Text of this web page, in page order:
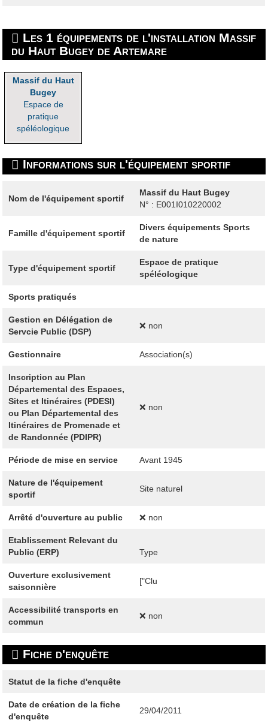
Les 1 équipements de l'installation Massif
du Haut Bugey de Artemare
Massif du Haut
Bugey
Espace de
pratique
spéléologique
Informations sur l'équipement sportif
Nom de l'équipement sportif
Massif du Haut Bugey
N° : E001I010220002
Famille d'équipement sportif
Divers équipements Sports
de nature
Type d'équipement sportif
Espace de pratique
spéléologique
Sports pratiqués
Gestion en Délégation de
Servcie Public (DSP)
❌ non
Gestionnaire Association(s)
Inscription au Plan
Départemental des Espaces,
Sites et Itinéraires (PDESI)
ou Plan Départemental des
Itinéraires de Promenade et
de Randonnée (PDIPR)
❌ non
Période de mise en service Avant 1945
Nature de l'équipement
sportif
Site naturel
Arrêté d'ouverture au public ❌ non
Etablissement Relevant du
Public (ERP)
Type
Ouverture exclusivement
saisonnière
["Clu
Accessibilité transports en
commun
❌ non
Fiche d'enquête
Statut de la fiche d'enquête
Date de création de la fiche
d'enquête
29/04/2011